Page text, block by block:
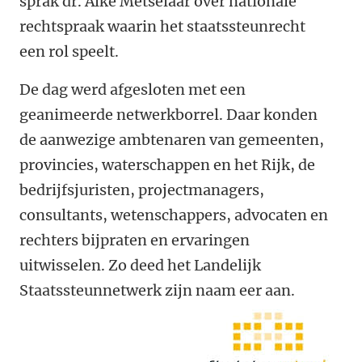
rechtspraak waarin het staatssteunrecht
een rol speelt.
De dag werd afgesloten met een
geanimeerde netwerkborrel. Daar konden
de aanwezige ambtenaren van gemeenten,
provincies, waterschappen en het Rijk, de
bedrijfsjuristen, projectmanagers,
consultants, wetenschappers, advocaten en
rechters bijpraten en ervaringen
uitwisselen. Zo deed het Landelijk
Staatssteunnetwerk zijn naam eer aan.